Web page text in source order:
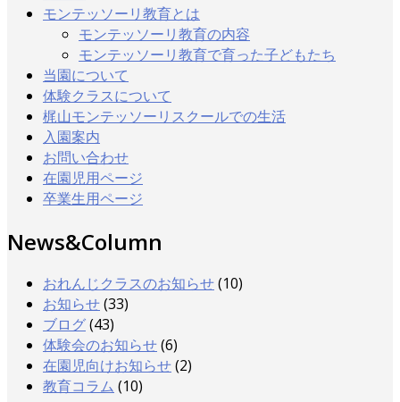
モンテッソーリ教育とは
モンテッソーリ教育の内容
モンテッソーリ教育で育った子どもたち
当園について
体験クラスについて
梶山モンテッソーリスクールでの生活
入園案内
お問い合わせ
在園児用ページ
卒業生用ページ
News&Column
おれんじクラスのお知らせ(10)
お知らせ(33)
ブログ(43)
体験会のお知らせ(6)
在園児向けお知らせ(2)
教育コラム (10)